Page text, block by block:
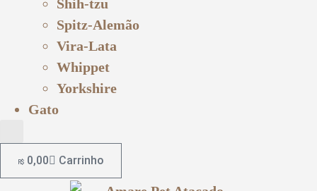
Shih-tzu
Spitz-Alemão
Vira-Lata
Whippet
Yorkshire
Gato
R$ 0,00 Carrinho